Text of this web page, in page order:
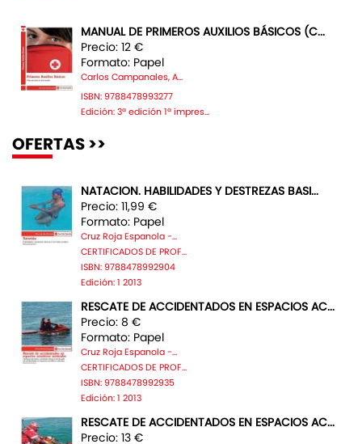
MANUAL DE PRIMEROS AUXILIOS BÁSICOS (C...
Precio: 12 €
Formato: Papel
Carlos Campanales, A...
ISBN: 9788478993277
Edición: 3ª edición 1ª impres...
OFERTAS >>
NATACION. HABILIDADES Y DESTREZAS BASI...
Precio: 11,99 €
Formato: Papel
Cruz Roja Espanola -...
CERTIFICADOS DE PROF...
ISBN: 9788478992904
Edición: 1 2013
RESCATE DE ACCIDENTADOS EN ESPACIOS AC...
Precio: 8 €
Formato: Papel
Cruz Roja Espanola -...
CERTIFICADOS DE PROF...
ISBN: 9788478992935
Edición: 1 2013
RESCATE DE ACCIDENTADOS EN ESPACIOS AC...
Precio: 13 €